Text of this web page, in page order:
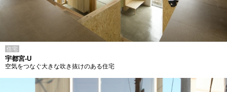
住宅
宇都宮-U
空気をつなぐ大きな吹き抜けのある住宅